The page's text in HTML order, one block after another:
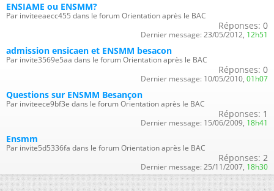
ENSIAME ou ENSMM?
Par inviteeaecc455 dans le forum Orientation après le BAC
Réponses: 0
Dernier message: 23/05/2012, 12h51
admission ensicaen et ENSMM besacon
Par invite3569e5aa dans le forum Orientation après le BAC
Réponses: 0
Dernier message: 10/05/2010, 01h07
Questions sur ENSMM Besançon
Par inviteece9bf3e dans le forum Orientation après le BAC
Réponses: 1
Dernier message: 15/06/2009, 18h41
Ensmm
Par invite5d5336fa dans le forum Orientation après le BAC
Réponses: 2
Dernier message: 25/11/2007, 18h30